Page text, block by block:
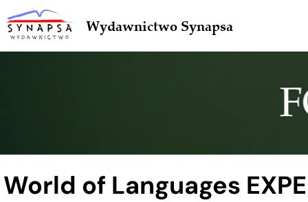
World of Languages
Wydawnictwo Synapsa